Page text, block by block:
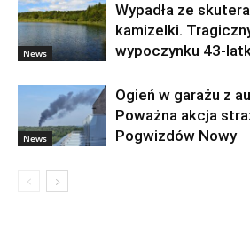
News
Wypadła ze
kamizelki.
wypoczynku 43-
News
Ogień w garażu z
Poważna akcja
Pogwizdów Nowy